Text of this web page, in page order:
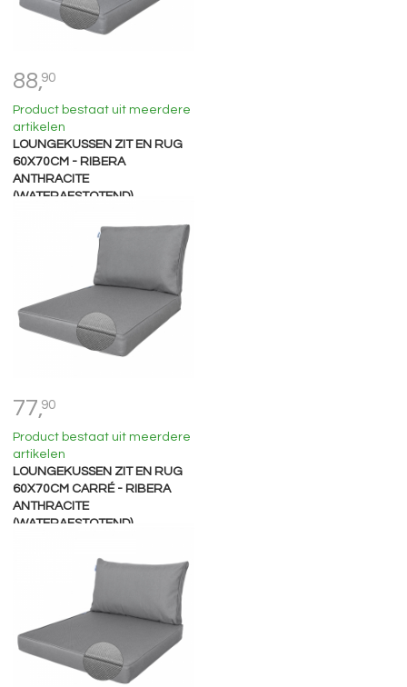
88,90
Product bestaat uit meerdere
artikelen
LOUNGEKUSSEN ZIT EN RUG
60X70CM - RIBERA
ANTHRACITE
(WATERAFSTOTEND)
77,90
Product bestaat uit meerdere
artikelen
LOUNGEKUSSEN ZIT EN RUG
60X70CM CARRÉ - RIBERA
ANTHRACITE
(WATERAFSTOTEND)